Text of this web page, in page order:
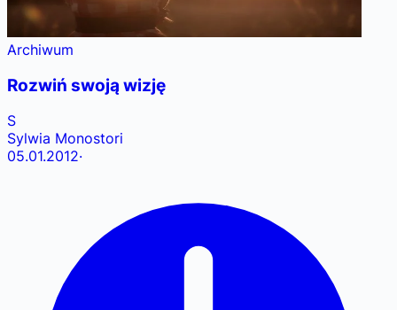
Archiwum
Rozwiń swoją wizję
S
Sylwia Monostori
05.01.2012·